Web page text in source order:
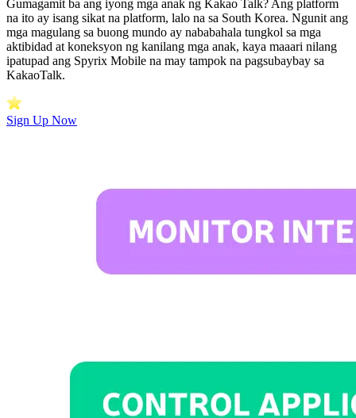
Gumagamit ba ang iyong mga anak ng Kakao Talk? Ang platform
na ito ay isang sikat na platform, lalo na sa South Korea. Ngunit ang
mga magulang sa buong mundo ay nababahala tungkol sa mga
aktibidad at koneksyon ng kanilang mga anak, kaya maaari nilang
ipatupad ang Spyrix Mobile na may tampok na pagsubaybay sa
KakaoTalk.
Sign Up Now